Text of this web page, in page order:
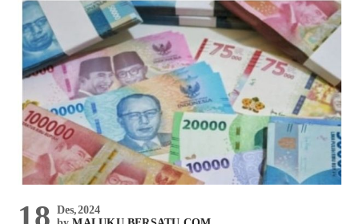
18 Des,2024